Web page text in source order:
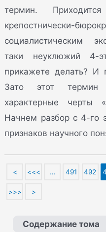
термин.
крепостнически-
социалистическим
таки неуклюжий 4-
прикажете делать? И
Зато этот
характерные черты
Начнем разбор с 4-го
признаков научного
< <<< … 491 492
>>> >
Содержание тома